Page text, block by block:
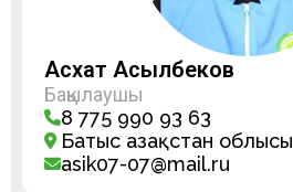
Асхат Асылбеков
Бақылаушы
8 775 990 93 63
Батыс Қазақстан облысы
asik07-07@mail.ru